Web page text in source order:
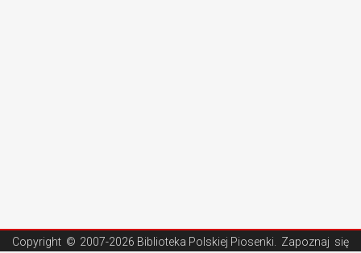
Copyright © 2007-2026 Biblioteka Polskiej Piosenki . Zapoznaj się